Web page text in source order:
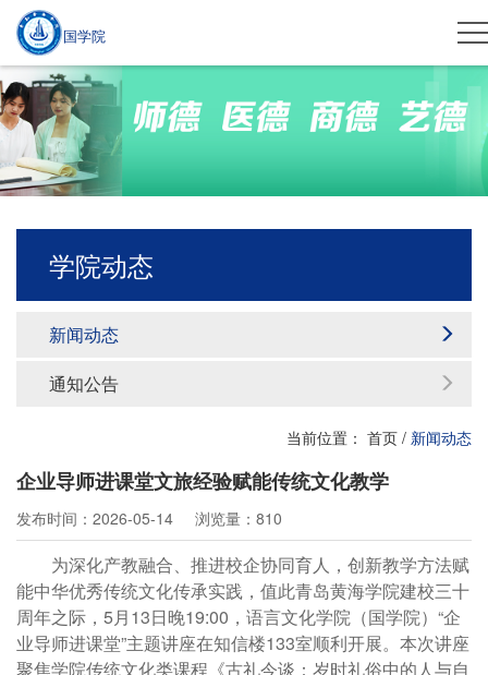
国学院
学院动态
新闻动态
通知公告
当前位置： 首页 / 新闻动态
企业导师进课堂文旅经验赋能传统文化教学
发布时间：2026-05-14 浏览量：810
为深化产教融合、推进校企协同育人，创新教学方法赋
能中华优秀传统文化传承实践，值此青岛黄海学院建校三十
周年之际 ， 5月13日晚19:00，语言文化学院（国学院）“企
业导师进课堂”主题讲座在知信楼133室顺利开展。本次讲座
聚焦学院传统文化类课程《古礼今谈：岁时礼俗中的人与自